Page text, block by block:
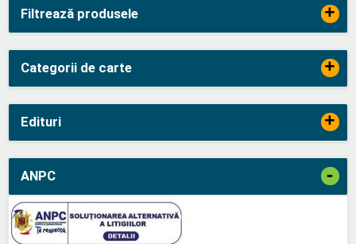
Filtrează produsele +
Categorii de carte +
Edituri +
ANPC -